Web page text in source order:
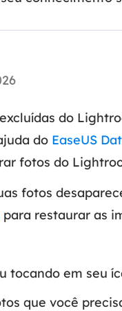
de dados MS SQL
do
do EaseUS
fotos do
fotos
para restaurar as
tocando em seu
que você